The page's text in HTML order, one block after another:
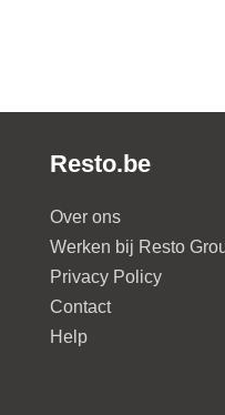
Resto.be
Over ons
Werken bij Resto
Privacy Policy
Contact
Help